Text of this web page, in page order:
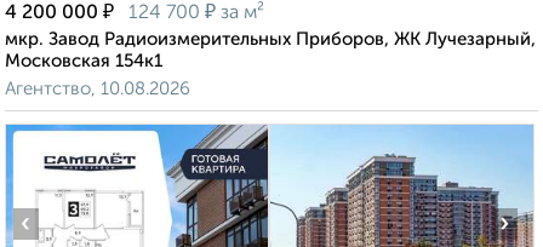
4 200 000 ₽ 124 700 ₽ за м²
мкр. Завод Радиоизмерительных Приборов, ЖК Лучезарный,
Московская 154к1
Агентство, 10.08.2026
‹ ›